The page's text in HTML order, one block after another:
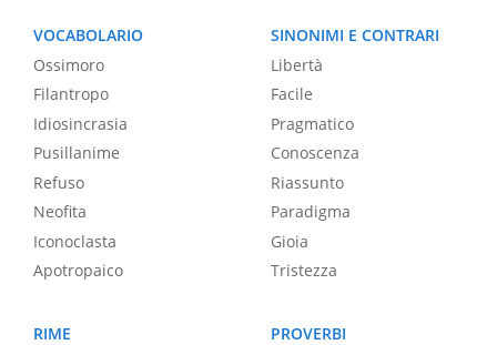
VOCABOLARIO
Ossimoro
Filantropo
Idiosincrasia
Pusillanime
Refuso
Neofita
Iconoclasta
Apotropaico
SINONIMI E CONTRARI
Libertà
Facile
Pragmatico
Conoscenza
Riassunto
Paradigma
Gioia
Tristezza
RIME
PROVERBI